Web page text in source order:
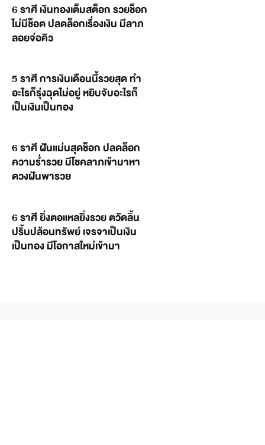
6 ราศี เงินทองเต็มสต็อก รวยช็อก
ไม่มีช็อต ปลดล็อกเรื่องเงิน มีลาภ
ลอยจ่อคิว
5 ราศี การเงินเดือนนี้รวยสุด ทำ
อะไรก็รุ่งฉุดไม่อยู่ หยิบจับอะไรก็
เป็นเงินเป็นทอง
6 ราศี ฝันแม่นสุดช็อก ปลดล็อก
ความร่ำรวย มีโชคลาภเข้ามาหา
ดวงฝันพารวย
6 ราศี ยิ่งตอแหลยิ่งรวย ตวัดลิ้น
ปริ้นปล้อนทรัพย์ เจรจาเป็นเงิน
เป็นทอง มีโอกาสใหม่เข้ามา